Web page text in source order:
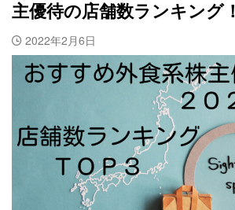
主優待の店舗数ランキング！
2022年2月6日